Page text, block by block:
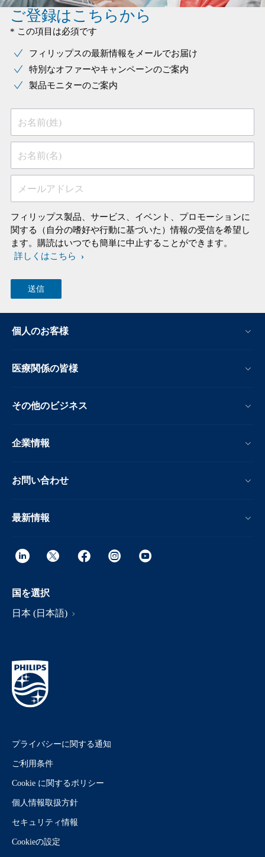
ご登録はこちらから
* この項目は必須です
フィリップスの最新情報をメールでお届け
特別なオファーやキャンペーンのご案内
製品モニターのご案内
お名前(姓)
お名前(名)
メールアドレス
フィリップス製品、サービス、イベント、プロモーションに
関する（自分の嗜好や行動に基づいた）情報の受信を希望し
ます。購読はいつでも簡単に中止することができます。
詳しくはこちら
個人のお客様
医療関係の皆様
その他のビジネス
企業情報
お問い合わせ
最新情報
国を選択
日本 (日本語)
プライバシーに関する通知
ご利用条件
Cookie に関するポリシー
個人情報取扱方針
セキュリティ情報
Cookieの設定